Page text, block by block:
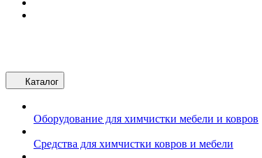
Каталог
Оборудование для химчистки мебели и ковров
Средства для химчистки ковров и мебели